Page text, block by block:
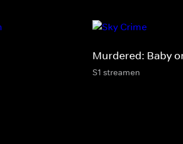
Murdered: Baby
S1 streamen